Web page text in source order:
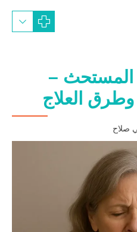
–
وطرق العلاج